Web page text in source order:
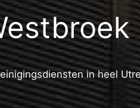
in heel